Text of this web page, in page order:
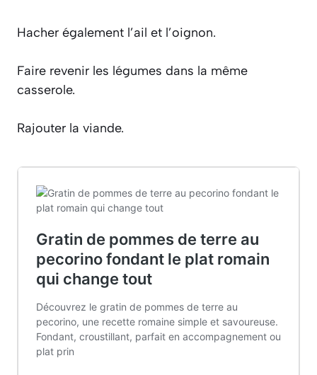
Hacher également l’ail et l’oignon.
Faire revenir les légumes dans la même
casserole.
Rajouter la viande.